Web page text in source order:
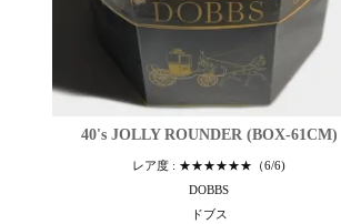
40's JOLLY ROUNDER (BOX-61CM)
レア度 : ★★★★★★（6/6)
DOBBS
ドブス